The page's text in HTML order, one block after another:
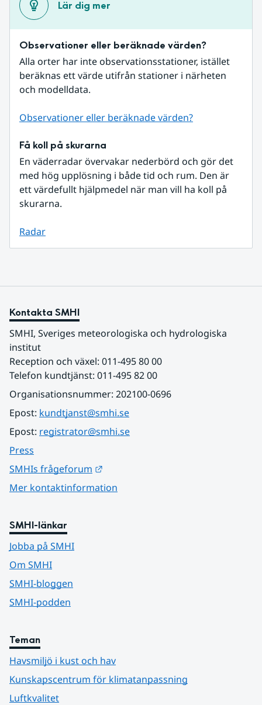
Lär dig mer
Observationer eller beräknade värden?
Alla orter har inte observationsstationer, istället
beräknas ett värde utifrån stationer i närheten
och modelldata.
Observationer eller beräknade värden?
Få koll på skurarna
En väderradar övervakar nederbörd och gör det
med hög upplösning i både tid och rum. Den är
ett värdefullt hjälpmedel när man vill ha koll på
skurarna.
Radar
Kontakta SMHI
SMHI, Sveriges meteorologiska och hydrologiska
institut
Reception och växel: 011-495 80 00
Telefon kundtjänst: 011-495 82 00
Organisationsnummer: 202100-0696
Epost: kundtjanst@smhi.se
Epost: registrator@smhi.se
Press
SMHIs frågeforum
Mer kontaktinformation
SMHI-länkar
Jobba på SMHI
Om SMHI
SMHI-bloggen
SMHI-podden
Teman
Havsmiljö i kust och hav
Kunskapscentrum för klimatanpassning
Luftkvalitet